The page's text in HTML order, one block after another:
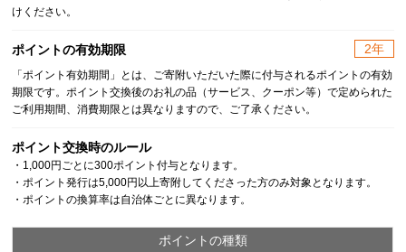
けください。
ポイントの有効期限 2年
「ポイント有効期間」とは、ご寄附いただいた際に付与されるポイントの有効
期限です。ポイント交換後のお礼の品（サービス、クーポン等）で定められた
ご利用期間、消費期限とは異なりますので、ご了承ください。
ポイント交換時のルール
・1,000円ごとに300ポイント付与となります。
・ポイント発行は5,000円以上寄附してくださった方のみ対象となります。
・ポイントの換算率は自治体ごとに異なります。
ポイントの種類